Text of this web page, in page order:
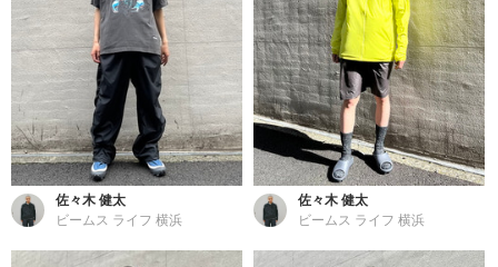
佐々木 健太
ビームス ライフ 横浜
佐々木 健太
ビームス ライフ 横浜